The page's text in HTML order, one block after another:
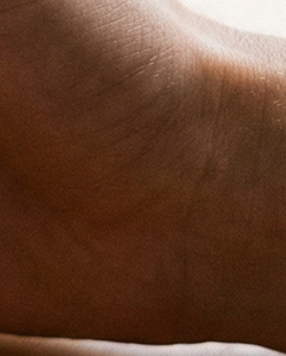
智能机器人实测实量
智能机器人实测实量